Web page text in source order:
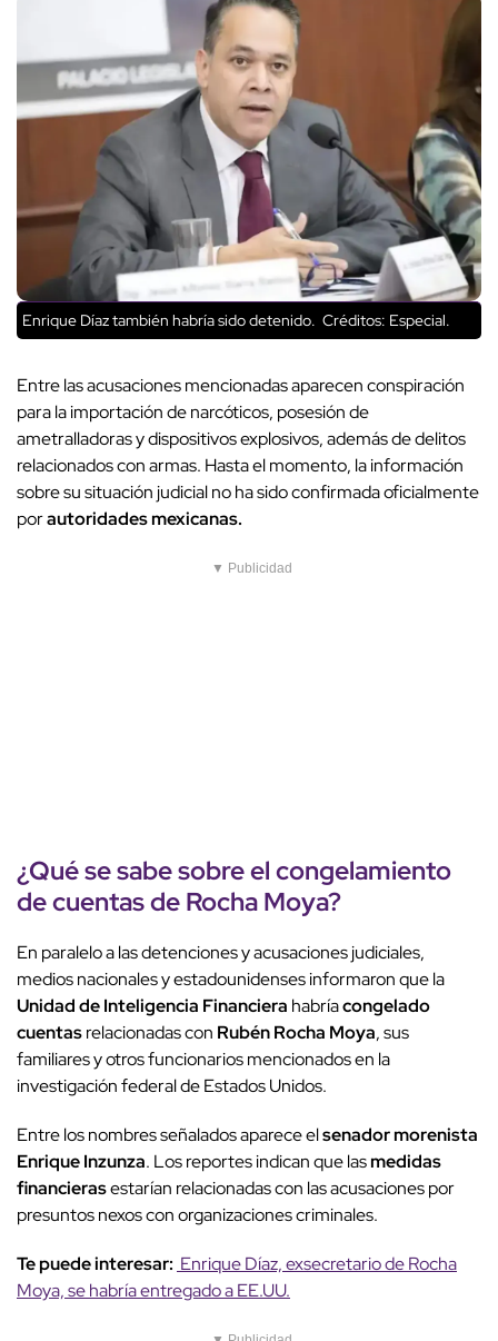
Enrique Díaz también habría sido detenido. Créditos: Especial.
Entre las acusaciones mencionadas aparecen conspiración
para la importación de narcóticos, posesión de
ametralladoras y dispositivos explosivos, además de delitos
relacionados con armas. Hasta el momento, la información
sobre su situación judicial no ha sido confirmada oficialmente
porautoridades mexicanas.
▼ Publicidad
¿Qué se sabe sobre elcongelamiento
de cuentasde Rocha Moya?
En paralelo a las detenciones y acusaciones judiciales,
medios nacionales y estadounidenses informaron que la
Unidad de Inteligencia Financiera habríacongelado
cuentasrelacionadas con Rubén Rocha Moya, sus
familiares y otros funcionarios mencionados en la
investigación federal de Estados Unidos.
Entre los nombres señalados aparece elsenador morenista
Enrique Inzunza. Los reportes indican que lasmedidas
financierasestarían relacionadas con las acusaciones por
presuntos nexos con organizaciones criminales.
Te puede interesar: Enrique Díaz, exsecretario de Rocha
Moya, se habría entregado a EE.UU.